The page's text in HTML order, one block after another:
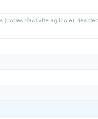
d’activite agricole), des